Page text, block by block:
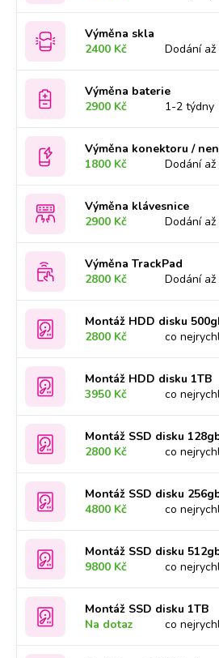
Výměna skla
2400 Kč
Dodání
Výměna baterie
2900 Kč
1-2 týdny
Výměna konektoru /
1800 Kč
Dodání
Výměna klávesnice
2900 Kč
Dodání
Výměna TrackPad
2800 Kč
Dodání
Montáž HDD disku
2800 Kč
co
Montáž HDD disku 1TB
3950 Kč
co
Montáž SSD disku
2800 Kč
co
Montáž SSD disku
4800 Kč
co
Montáž SSD disku
9800 Kč
co
Montáž SSD disku 1TB
Na dotaz
co